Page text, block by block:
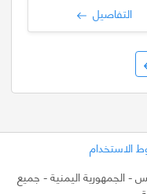
التفاصيل
الاستخدام
- جميع